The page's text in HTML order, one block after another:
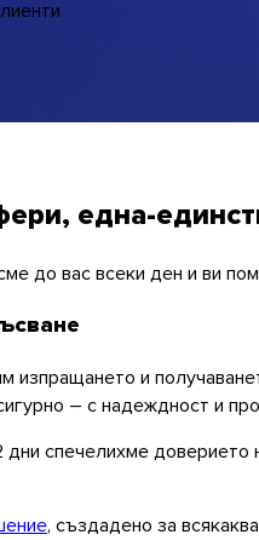
една-
до вас всеки ден и ви
изпращането и
– с надеждност и
дни спечелихме доверието
, създадено за